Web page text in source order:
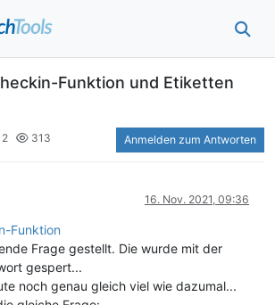
Funktion und Etiketten
2 313 Anmelden zum Antworten
16. Nov. 2021, 09:36
Funktion
Frage gestellt. Die wurde mit der
gespert...
noch genau gleich viel wie dazumal...